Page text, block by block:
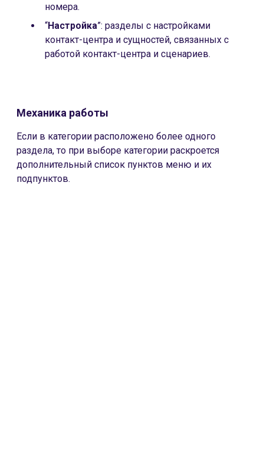
номера.
“Настройка”: разделы с настройками
контакт-центра и сущностей, связанных с
работой контакт-центра и сценариев.
Механика работы
Если в категории расположено более одного
раздела, то при выборе категории раскроется
дополнительный список пунктов меню и их
подпунктов.